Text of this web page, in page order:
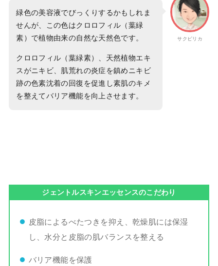
サクピリカ
緑色の美容液でびっくりするかもしれま
せんが、この色はクロロフィル（葉緑
素）で植物由来の自然な天然色です。
クロロフィル（葉緑素）、天然植物エキ
スがニキビ、肌荒れの炎症を鎮めニキビ
跡の色素沈着の回復を促進し素肌のキメ
を整えてバリア機能を向上させます。
ジェントルスキンエッセンスのこだわり
皮脂によるべたつきを抑え、乾燥肌には保湿
し、水分と皮脂の肌バランスを整える
バリア機能を保護